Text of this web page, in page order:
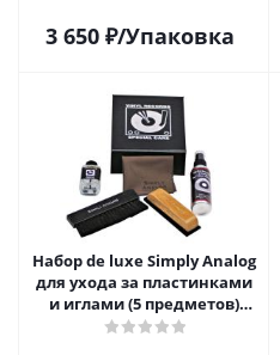
3 650₽/Упаковка
Набор de luxe Simply Analog
для ухода за пластинками
и иглами (5 предметов)
SAVC003